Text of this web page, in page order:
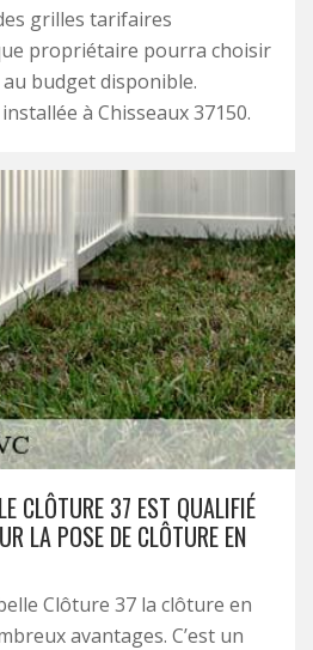
grilles tarifaires
propriétaire pourra choisir
budget disponible.
à Chisseaux 37150.
CLÔTURE 37 EST QUALIFIÉ
LA POSE DE CLÔTURE EN
Clôture 37 la clôture en
avantages. C’est un